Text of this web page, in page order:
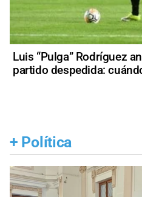
Luis “Pulga” Rodríguez
partido despedida:
+ Política